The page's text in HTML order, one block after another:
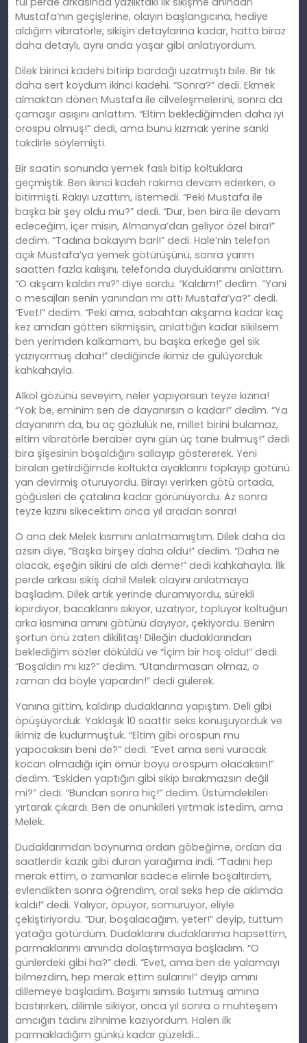
Mustafa’nın geçişlerine, olayın başlangıcına, hediye
aldığım vibratörle, sikişin detaylarına kadar, hatta biraz
daha detaylı, aynı anda yaşar gibi anlatıyordum.
Dilek birinci kadehi bitirip bardağı uzatmıştı bile. Bir tık
daha sert koydum ikinci kadehi. “Sonra?” dedi. Ekmek
almaktan dönen Mustafa ile cilveleşmelerini, sonra da
çamaşır asışını anlattım. “Eltim beklediğimden daha iyi
orospu olmuş!” dedi, ama bunu kızmak yerine sanki
takdirle söylemişti.
Bir saatin sonunda yemek faslı bitip koltuklara
geçmiştik. Ben ikinci kadeh rakıma devam ederken, o
bitirmişti. Rakıyı uzattım, istemedi. “Peki Mustafa ile
başka bir şey oldu mu?” dedi. “Dur, ben bira ile devam
edeceğim, içer misin, Almanya’dan geliyor özel bira!”
dedim. “Tadına bakayım bari!” dedi. Hale’nin telefon
açık Mustafa’ya yemek götürüşünü, sonra yarım
saatten fazla kalışını, telefonda duyduklarımı anlattım.
“O akşam kaldın mı?” diye sordu. “Kaldım!” dedim. “Yani
o mesajları senin yanından mı attı Mustafa’ya?” dedi.
“Evet!” dedim. “Peki ama, sabahtan akşama kadar kaç
kez amdan götten sikmişsin, anlattığın kadar sikilsem
ben yerimden kalkamam, bu başka erkeğe gel sik
yazıyormuş daha!” dediğinde ikimiz de gülüyorduk
kahkahayla.
Alkol gözünü seveyim, neler yapıyorsun teyze kızına!
“Yok be, eminim sen de dayanırsın o kadar!” dedim. “Ya
dayanırım da, bu aç gözlülük ne, millet birini bulamaz,
eltim vibratörle beraber aynı gün üç tane bulmuş!” dedi
bira şişesinin boşaldığını sallayıp göstererek. Yeni
biraları getirdiğimde koltukta ayaklarını toplayıp götünü
yan devirmiş oturuyordu. Birayı verirken götü ortada,
göğüsleri de çatalına kadar görünüyordu. Az sonra
teyze kızını sikecektim onca yıl aradan sonra!
O ana dek Melek kısmını anlatmamıştım. Dilek daha da
azsın diye, “Başka birşey daha oldu!” dedim. “Daha ne
olacak, eşeğin sikini de aldı deme!” dedi kahkahayla. İlk
perde arkası sikiş dahil Melek olayını anlatmaya
başladım. Dilek artık yerinde duramıyordu, sürekli
kıpırdıyor, bacaklarını sıkıyor, uzatıyor, topluyor koltuğun
arka kısmına amını götünü dayıyor, çekiyordu. Benim
şortun önü zaten dikilitaş! Dileğin dudaklarından
beklediğim sözler döküldü ve “İçim bir hoş oldu!” dedi.
“Boşaldın mı kız?” dedim. “Utandırmasan olmaz, o
zaman da böyle yapardın!” dedi gülerek.
Yanına gittim, kaldırıp dudaklarına yapıştım. Deli gibi
öpüşüyorduk. Yaklaşık 10 saattir seks konuşuyorduk ve
ikimiz de kudurmuştuk. “Eltim gibi orospun mu
yapacaksın beni de?” dedi. “Evet ama seni vuracak
kocan olmadığı için ömür boyu orospum olacaksın!”
dedim. “Eskiden yaptığın gibi sikip bırakmazsın değil
mi?” dedi. “Bundan sonra hiç!” dedim. Üstümdekileri
yırtarak çıkardı. Ben de onunkileri yırtmak istedim, ama
Melek.
Dudaklarımdan boynuma ordan göbeğime, ordan da
saatlerdir kazık gibi duran yarağıma indi. “Tadını hep
merak ettim, o zamanlar sadece elimle boşaltırdım,
evlendikten sonra öğrendim, oral seks hep de aklımda
kaldı!” dedi. Yalıyor, öpüyor, somuruyor, eliyle
çekiştiriyordu. “Dur, boşalacağım, yeter!” deyip, tuttum
yatağa götürdüm. Dudaklarını dudaklarıma hapsettim,
parmaklarımı amında dolaştırmaya başladım. “O
günlerdeki gibi ha?” dedi. “Evet, ama ben de yalamayı
bilmezdim, hep merak ettim sularını!” deyip amını
dillemeye başladım. Başımı sımsıkı tutmuş amına
bastırırken, dilimle sikiyor, onca yıl sonra o muhteşem
amcığın tadını zihnime kazıyordum. Halen ilk
parmakladığım günkü kadar güzeldi…